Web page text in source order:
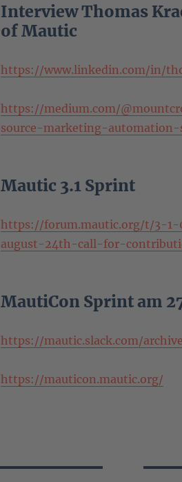
Interview Thomas
of Mautic
https://www.linkedin.com/in/
https://medium.com/
source-marketing-automation-
Mautic 3.1 Sprint
https://forum.mautic.org/t/3-
august-24th-call-for-
MautiCon Sprint am
https://mautic.slack.com/
https://mauticon.mautic.org/